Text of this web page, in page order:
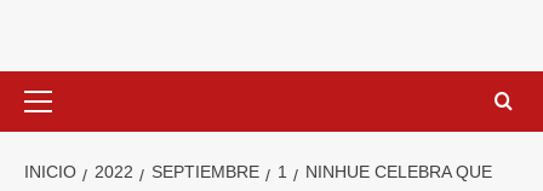
INICIO 2022 SEPTIEMBRE 1
NINHUE CELEBRA QUE